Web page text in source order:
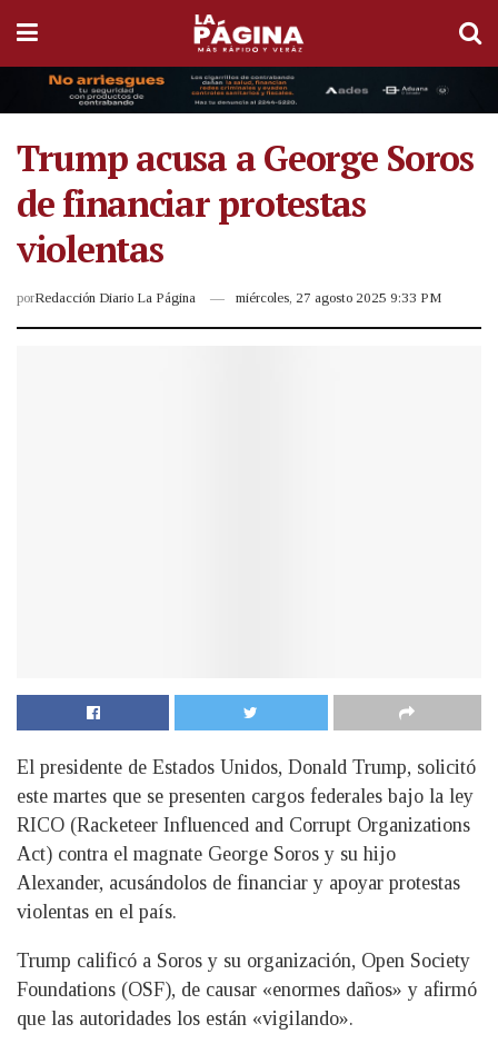
Trump acusa a George Soros
de financiar protestas
violentas
porRedacción Diario La Página miércoles, 27 agosto 2025 9:33 PM
El presidente de Estados Unidos, Donald Trump, solicitó
este martes que se presenten cargos federales bajo la ley
RICO (Racketeer Influenced and Corrupt Organizations
Act) contra el magnate George Soros y su hijo
Alexander, acusándolos de financiar y apoyar protestas
violentas en el país.
Trump calificó a Soros y su organización, Open Society
Foundations (OSF), de causar «enormes daños» y afirmó
que las autoridades los están «vigilando».